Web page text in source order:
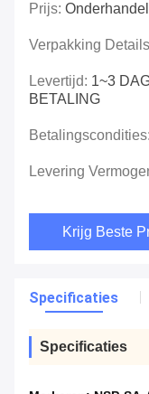
Prijs:
Verpakking
Levertijd: 1~3
BETALING
Betalingscondities:
Levering
Krijg Beste
Specificaties
Specificaties